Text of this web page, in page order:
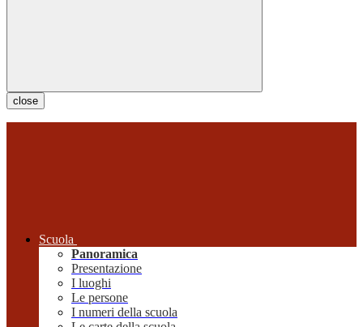
close
Scuola
Panoramica
Presentazione
I luoghi
Le persone
I numeri della scuola